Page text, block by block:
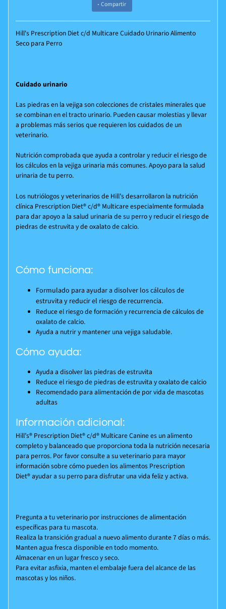
Compartir
Hill's Prescription Diet c/d Multicare Cuidado Urinario Alimento
Seco para Perro
Cuidado urinario
Las piedras en la vejiga son colecciones de cristales minerales que
se combinan en el tracto urinario. Pueden causar molestias y llevar
a problemas más serios que requieren los cuidados de un
veterinario.
Nutrición comprobada que ayuda a controlar y reducir el riesgo de
los cálculos en la vejiga urinaria más comunes. Apoyo para la salud
urinaria de tu perro.
Los nutriólogos y veterinarios de Hill’s desarrollaron la nutrición
clínica Prescription Diet®c/d® Multicare especialmente formulada
para dar apoyo a la salud urinaria de su perro y reducir el riesgo de
piedras de estruvita y de oxalato de calcio.
Cómo funciona:
Formulado para ayudar a disolver los cálculos de
estruvita y reducir el riesgo de recurrencia.
Reduce el riesgo de formación y recurrencia de cálculos de
oxalato de calcio.
Ayuda a nutrir y mantener una vejiga saludable.
Cómo ayuda:
Ayuda a disolver las piedras de estruvita
Reduce el riesgo de piedras de estruvita y oxalato de calcio
Recomendado para alimentación de por vida de mascotas
adultas
Información adicional:
Hill’s® Prescription Diet®c/d® Multicare Canine es un alimento
completo y balanceado que proporciona toda la nutrición necesaria
para perros. Por favor consulte a su veterinario para mayor
información sobre cómo pueden los alimentos Prescription
Diet®ayudar a su perro para disfrutar una vida feliz y activa.
Pregunta a tu veterinario por instrucciones de alimentación
específicas para tu mascota.
Realiza la transición gradual a nuevo alimento durante 7 días o más.
Manten agua fresca disponible en todo momento.
Almacenar en un lugar fresco y seco.
Para evitar asfixia, manten el embalaje fuera del alcance de las
mascotas y los niños.